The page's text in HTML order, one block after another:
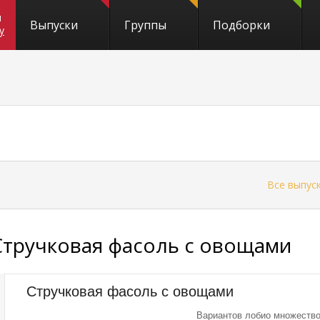
Выпуски Группы Подборки
Все
фасоль с овощами
Стручковая фасоль с овощами
Вариантов лобио